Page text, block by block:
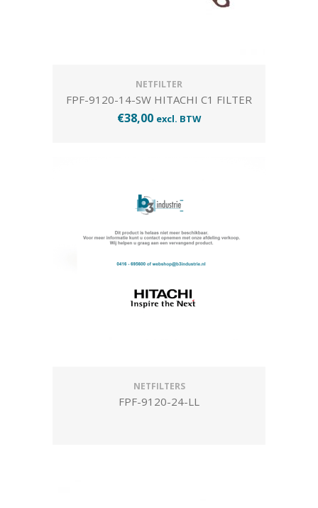
NETFILTER
FPF-9120-14-SW HITACHI C1 FILTER
€38,00 excl. BTW
NETFILTERS
FPF-9120-24-LL